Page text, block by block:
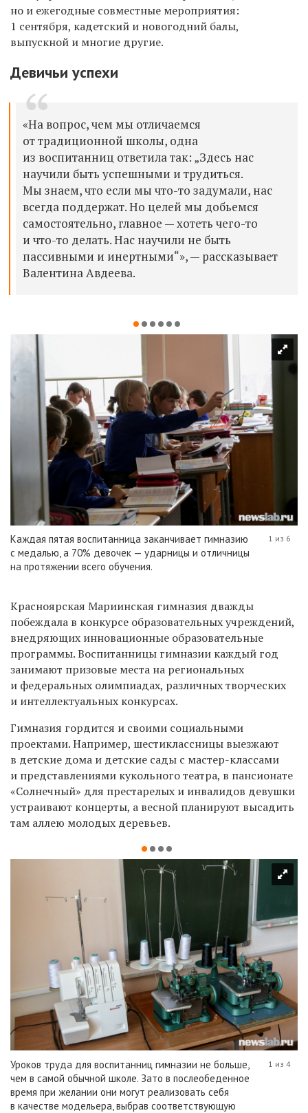
но и ежегодные совместные мероприятия:
1 сентября, кадетский и новогодний балы,
выпускной и многие другие.
Девичьи успехи
«На вопрос, чем мы отличаемся
от традиционной школы, одна
из воспитанниц ответила так: „Здесь нас
научили быть успешными и трудиться.
Мы знаем, что если мы что-то задумали, нас
всегда поддержат. Но целей мы добьемся
самостоятельно, главное — хотеть чего-то
и что-то делать. Нас научили не быть
пассивными и инертными“», — рассказывает
Валентина Авдеева.
Каждая пятая воспитанница заканчивает гимназию
с медалью, а 70% девочек — ударницы и отличницы
на протяжении всего обучения.
1 из 6
Красноярская Мариинская гимназия дважды
побеждала в конкурсе образовательных учреждений,
внедряющих инновационные образовательные
программы. Воспитанницы гимназии каждый год
занимают призовые места на региональных
и федеральных олимпиадах, различных творческих
и интеллектуальных конкурсах.
Гимназия гордится и своими социальными
проектами. Например, шестиклассницы выезжают
в детские дома и детские сады с мастер-классами
и представлениями кукольного театра, в пансионате
«Солнечный» для престарелых и инвалидов девушки
устраивают концерты, а весной планируют высадить
там аллею молодых деревьев.
Уроков труда для воспитанниц гимназии не больше,
чем в самой обычной школе. Зато в послеобеденное
время при желании они могут реализовать себя
в качестве модельера, выбрав соответствующую
1 из 4